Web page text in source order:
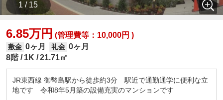
1 / 15
6.85万円 (管理費等：10,000円 )
敷金 0ヶ月 礼金 0ヶ月
8階
1K 21.71㎡
JR東西線 御幣島駅から徒歩約3分 駅近で通勤通学に便利な立
地です 令和8年5月築の設備充実のマンションです